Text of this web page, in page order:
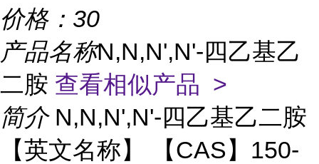
价格： 30
产品名称N,N,N',N'-四乙基乙
二胺 查看相似产品 >
简介 N,N,N',N'-四乙基乙二胺
【英文名称】 【CAS】150-